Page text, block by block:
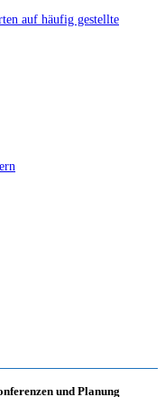
auf häufig gestellte
und Planung